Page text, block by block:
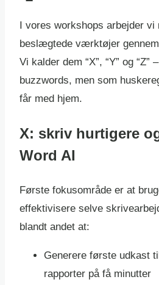
I vores workshops arbejder
beslægtede værktøjer
Vi kalder dem “X”, “Y” og “Z”
buzzwords, men som
får med hjem.
X: skriv hurtigere
Word AI
Første fokusområde er at
effektivisere selve
blandt andet at:
Generere første udkast
rapporter på få minutter